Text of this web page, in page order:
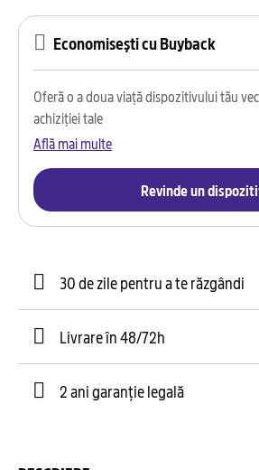
Economisești cu Buyback
Oferă o a doua viață dispozitivului tău
achiziției tale
Află mai multe
Revinde un
30 de zile pentru a te răzgândi
Livrare în 48/72h
2 ani garanție legală